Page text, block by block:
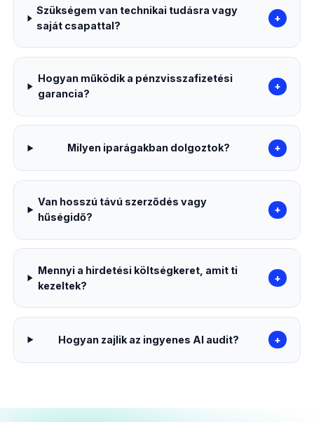
Szükségem van technikai tudásra vagy
saját csapattal?
+
Hogyan működik a pénzvisszafizetési
garancia?
+
Milyen iparágakban dolgoztok? +
Van hosszú távú szerződés vagy
hűségidő?
+
Mennyi a hirdetési költségkeret, amit ti
kezeltek?
+
Hogyan zajlik az ingyenes AI audit? +